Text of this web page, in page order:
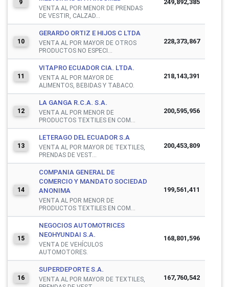
9
VENTA AL POR MENOR DE PRENDAS
DE VESTIR, CALZAD...
10
GERARDO ORTIZ E HIJOS C LTDA
VENTA AL POR MAYOR DE OTROS
PRODUCTOS NO ESPECI...
228,373,867
11
VITAPRO ECUADOR CIA. LTDA.
VENTA AL POR MAYOR DE
ALIMENTOS, BEBIDAS Y TABACO.
218,143,391
12
LA GANGA R.C.A. S.A.
VENTA AL POR MENOR DE
PRODUCTOS TEXTILES EN COM...
200,595,956
13
LETERAGO DEL ECUADOR S.A
VENTA AL POR MAYOR DE TEXTILES,
PRENDAS DE VEST...
200,453,809
14
COMPANIA GENERAL DE
COMERCIO Y MANDATO SOCIEDAD
ANONIMA
VENTA AL POR MENOR DE
PRODUCTOS TEXTILES EN COM...
199,561,411
15
NEGOCIOS AUTOMOTRICES
NEOHYUNDAI S.A.
VENTA DE VEHÍCULOS
AUTOMOTORES.
168,801,596
16
SUPERDEPORTE S.A.
VENTA AL POR MAYOR DE TEXTILES,
167,760,542